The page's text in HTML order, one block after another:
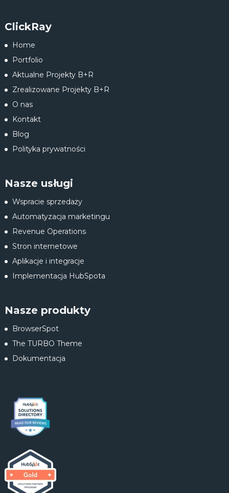
ClickRay
Home
Portfolio
Aktualne Projekty B+R
Zrealizowane Projekty B+R
O nas
Kontakt
Blog
Polityka prywatności
Nasze usługi
Wspracie sprzedaży
Automatyzacja marketingu
Revenue Operations
Stron internetowe
Aplikacje i integracje
Implementacja HubSpota
Nasze produkty
BrowserSpot
The TURBO Theme
Dokumentacja